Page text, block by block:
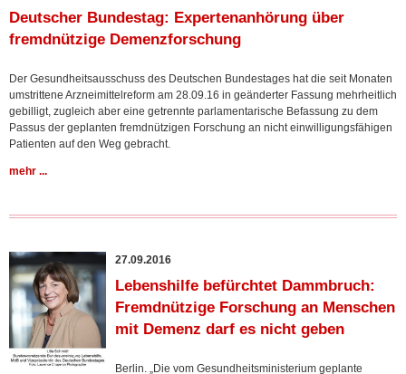
Deutscher Bundestag: Expertenanhörung über
fremdnützige Demenzforschung
Der Gesundheitsausschuss des Deutschen Bundestages hat die seit Monaten
umstrittene Arzneimittelreform am 28.09.16 in geänderter Fassung mehrheitlich
gebilligt, zugleich aber eine getrennte parlamentarische Befassung zu dem
Passus der geplanten fremdnützigen Forschung an nicht einwilligungsfähigen
Patienten auf den Weg gebracht.
mehr ...
27.09.2016
Lebenshilfe befürchtet Dammbruch:
Fremdnützige Forschung an Menschen
mit Demenz darf es nicht geben
Berlin. „Die vom Gesundheitsministerium geplante